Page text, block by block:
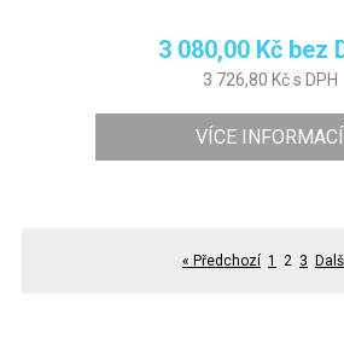
3 080,00 Kč bez
3 726,80 Kč s DPH
VÍCE INFORMACÍ
« Předchozí 1 2 3